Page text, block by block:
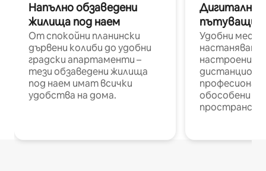
Напълно обзаведени
жилища под наем
От спокойни планински
дървени колиби до удобни
градски апартаменти –
тези обзаведени жилища
под наем имат всички
удобства на дома.
Дигитални
пътуващи
Удобни
настаняване
настроени и
обособени